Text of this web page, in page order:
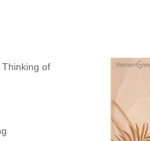
of